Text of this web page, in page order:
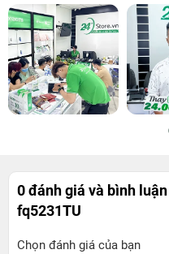
0 đánh giá và bình luận
fq5231TU
Chọn đánh giá của bạn